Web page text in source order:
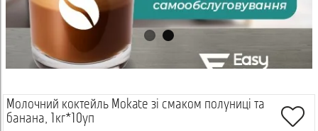
Переглянути
Молочний коктейль Mokate зі смаком полуниці та
банана, 1кг*10уп